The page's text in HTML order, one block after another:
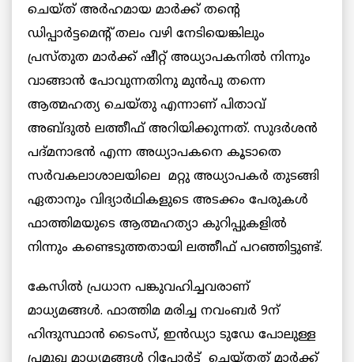
ചെയ്ത് അർഹമായ മാർക്ക് തന്റെ
ഡിപ്പാർട്ടമെന്റ് തലം വഴി നേടിയെങ്കിലും
പ്രസ്തുത മാർക്ക് ഷീറ്റ് അധ്യാപകനിൽ നിന്നും
വാങ്ങാൻ പോവുന്നതിനു മുൻപു തന്നെ
ആത്മഹത്യ ചെയ്തു എന്നാണ് പിതാവ്
അബ്ദുൽ ലത്തീഫ് അറിയിക്കുന്നത്. സുദർശൻ
പദ്മനാഭൻ എന്ന അധ്യാപകനെ കൂടാതെ
സർവകലാശാലയിലെ മറ്റു അധ്യാപകർ തുടങ്ങി
ഏതാനും വിദ്യാർഥികളുടെ അടക്കം പേരുകൾ
ഫാത്തിമയുടെ ആത്മഹത്യാ കുറിപ്പുകളിൽ
നിന്നും കണ്ടെടുത്തതായി ലത്തീഫ് പറഞ്ഞിട്ടുണ്ട്.
കേസിൽ പ്രധാന പങ്കുവഹിച്ചവരാണ്
മാധ്യമങ്ങൾ. ഫാത്തിമ മരിച്ച നവംബർ 9ന്
ഹിന്ദുസ്ഥാൻ ടൈംസ്, ഇൻഡ്യാ ടുഡേ പോലുള്ള
പ്രമുഖ മാധ്യമങ്ങൾ റിപ്പോർട്ട് ചെയ്‌തത്‌ മാർക്ക്